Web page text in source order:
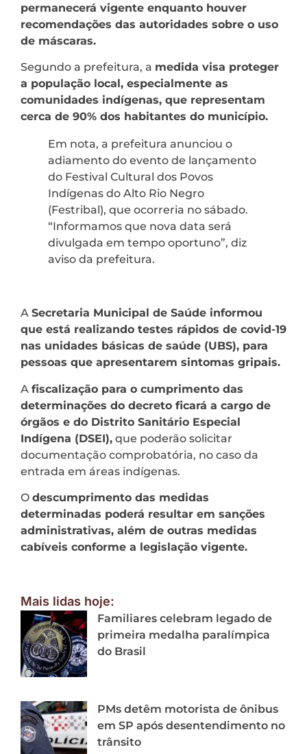
permanecerá vigente enquanto houver
recomendações das autoridades sobre o uso
de máscaras.
Segundo a prefeitura, a medida visa proteger
a população local, especialmente as
comunidades indígenas, que representam
cerca de 90% dos habitantes do município.
Em nota, a prefeitura anunciou o
adiamento do evento de lançamento
do Festival Cultural dos Povos
Indígenas do Alto Rio Negro
(Festribal), que ocorreria no sábado.
“Informamos que nova data será
divulgada em tempo oportuno”, diz
aviso da prefeitura.
A Secretaria Municipal de Saúde informou
que está realizando testes rápidos de covid-19
nas unidades básicas de saúde (UBS), para
pessoas que apresentarem sintomas gripais.
A fiscalização para o cumprimento das
determinações do decreto ficará a cargo de
órgãos e do Distrito Sanitário Especial
Indígena (DSEI), que poderão solicitar
documentação comprobatória, no caso da
entrada em áreas indígenas.
O descumprimento das medidas
determinadas poderá resultar em sanções
administrativas, além de outras medidas
cabíveis conforme a legislação vigente.
Mais lidas hoje:
Familiares celebram legado de
primeira medalha paralímpica
do Brasil
PMs detêm motorista de ônibus
em SP após desentendimento no
trânsito